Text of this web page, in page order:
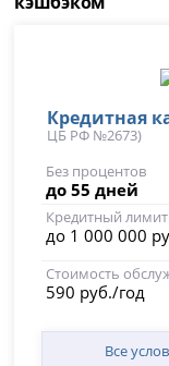
Кредитная
ЦБ РФ №2673)
Без процентов
до 55 дней
Кредитный
до 1 000 000
Стоимость
590 руб./год
Все